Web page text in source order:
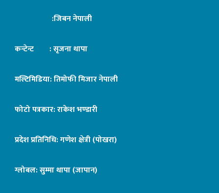
:जिबन नेपाली
कन्टेन्ट : सृजना थापा
मल्टिमिडिया: तिमोफी मिजार नेपाली
फोटो पत्रकार: राकेश भण्डारी
प्रदेश प्रतिनिधि: गणेश क्षेत्री (पोखरा)
ग्लोबल: सुम्मा थापा (जापान)